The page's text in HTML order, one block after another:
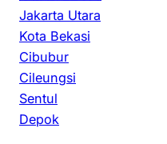
Jakarta Utara
Kota Bekasi
Cibubur
Cileungsi
Sentul
Depok